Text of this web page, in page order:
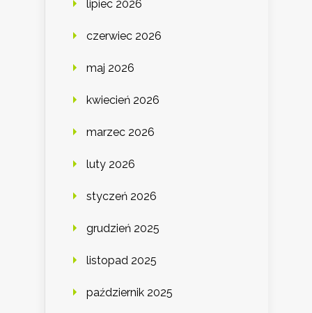
lipiec 2026
czerwiec 2026
maj 2026
kwiecień 2026
marzec 2026
luty 2026
styczeń 2026
grudzień 2025
listopad 2025
październik 2025